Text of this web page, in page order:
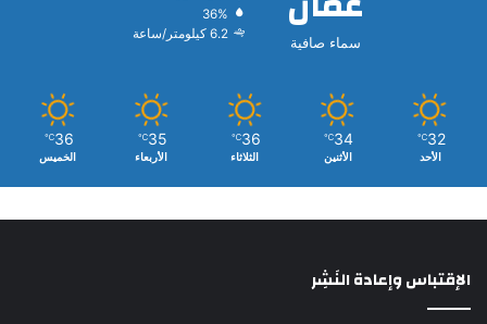
سماء صافية
36%
6.2 كيلومتر/ساعة
32
℃
الأحد
34
℃
الأثنين
36
℃
الثلاثاء
35
℃
الأربعاء
36
℃
الخميس
الإقتباس وإعادة النَشِر